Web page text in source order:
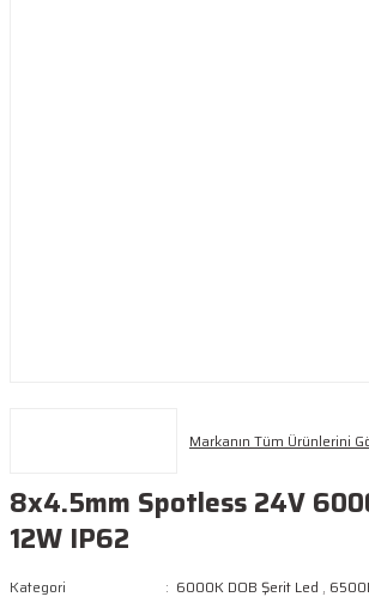
Markanın Tüm Ürünlerini
8x4.5mm Spotless 24V
12W IP62
Kategori 6000K DOB Şerit Led ,